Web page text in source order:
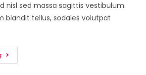
nisl sed massa sagittis vestibulum.
blandit tellus, sodales volutpat